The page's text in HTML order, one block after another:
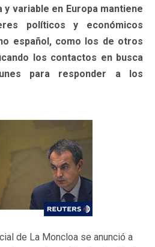
variable en Europa mantiene
políticos y económicos
español, como los de otros
los contactos en busca
para responder a los
de La Moncloa se anunció a